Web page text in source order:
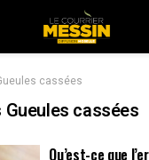
cassées
Gueules cassées
Qu’est-ce que